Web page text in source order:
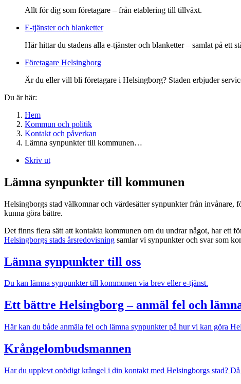
Allt för dig som företagare – från etablering till tillväxt.
E-tjänster och blanketter
Här hittar du stadens alla e-tjänster och blanketter – samlat på ett
Företagare Helsingborg
Är du eller vill bli företagare i Helsingborg? Staden erbjuder
Du är här:
Hem
Kommun och politik
Kontakt och påverkan
Lämna synpunkter till kommunen…
Skriv ut
Lämna synpunkter till kommunen
Helsingborgs stad välkomnar och värdesätter synpunkter från
kunna göra bättre.
Det finns flera sätt att kontakta kommunen om du undrar något, har ett
Helsingborgs stads årsredovisning samlar vi synpunkter och svar som
Lämna synpunkter till oss
Du kan lämna synpunkter till kommunen via brev eller e-tjänst.
Ett bättre Helsingborg – anmäl fel och
Här kan du både anmäla fel och lämna synpunkter på hur vi kan göra
Krångelombudsmannen
Har du upplevt onödigt krångel i din kontakt med Helsingborgs stad?